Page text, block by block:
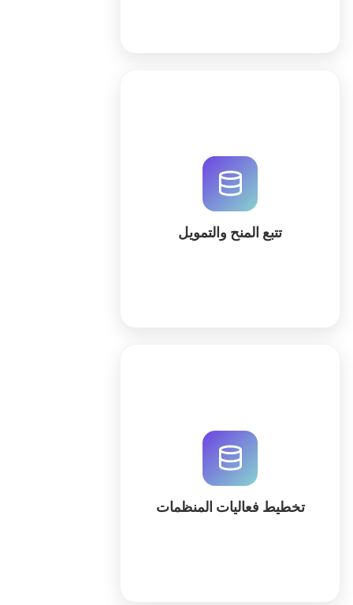
تتبع المنح والتمويل
نظام متكامل يتتبع الميزانيات، المواعيد
النهائية، والامتثال. استخدم الذكاء
الاصطناعي لبناء مساحة عمل مخصصة
في QuintaDB.
تخطيط فعاليات المنظمات
المنظمات يجمع بين قواعد البيانات
العلاقية والأتمتة الذكية. قم بإنشاء
مساحة عمل مخصصة لإدارة الضيوف
والميزانيات والجداول الزمنية بدقة.